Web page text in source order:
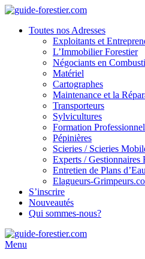
Toutes nos Adresses
Exploitants et
L’Immobilier Forestier
Négociants en
Matériel
Cartographes
Maintenance et la
Transporteurs
Sylvicultures
Formation
Pépinières
Scieries / Scieries
Experts / Gestionnaires
Entretien de Plans d’Eau
Elagueurs-
S’inscrire
Nouveautés
Qui sommes-nous?
Menu